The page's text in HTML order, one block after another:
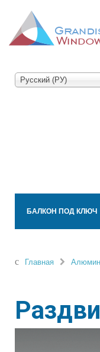
Русский (РУ)
БАЛКОН ПОД КЛЮЧ
Главная